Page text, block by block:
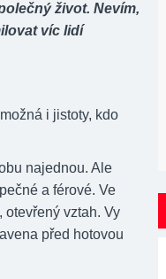
život. Nevím,
víc lidí
i jistoty, kdo
najednou. Ale
a férové. Ve
vztah. Vy
před hotovou